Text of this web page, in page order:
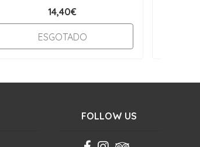
14,40€
ESGOTADO
FOLLOW US